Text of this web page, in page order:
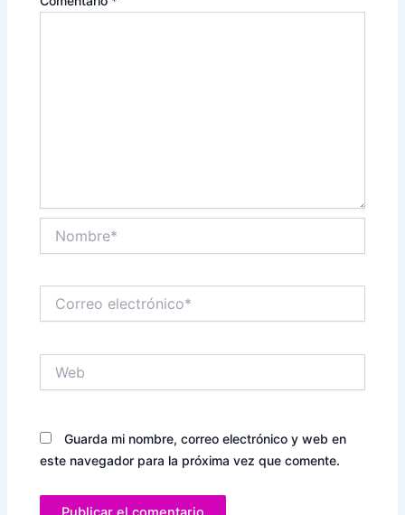
electrónico*
Guarda mi nombre, correo electrónico y web en
este navegador para la próxima vez que comente.